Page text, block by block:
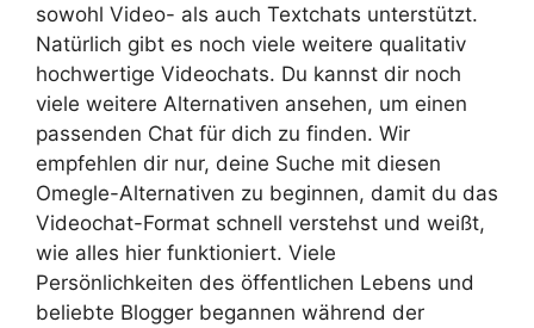
sowohl Video- als auch Textchats unterstützt.
Natürlich gibt es noch viele weitere qualitativ
hochwertige Videochats. Du kannst dir noch
viele weitere Alternativen ansehen, um einen
passenden Chat für dich zu finden. Wir
empfehlen dir nur, deine Suche mit diesen
Omegle-Alternativen zu beginnen, damit du das
Videochat-Format schnell verstehst und weißt,
wie alles hier funktioniert. Viele
Persönlichkeiten des öffentlichen Lebens und
beliebte Blogger begannen während der